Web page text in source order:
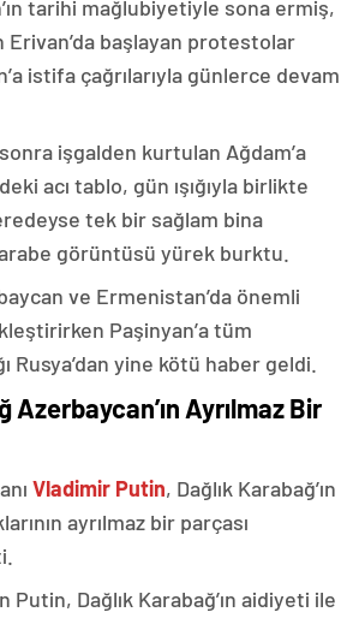
tarihi mağlubiyetiyle sona ermiş,
Erivan’da başlayan protestolar
istifa çağrılarıyla günlerce devam
sonra işgalden kurtulan Ağdam’a
acı tablo, gün ışığıyla birlikte
tek bir sağlam bina
görüntüsü yürek burktu.
ve Ermenistan’da önemli
Paşinyan’a tüm
Rusya’dan yine kötü haber geldi.
Azerbaycan’ın Ayrılmaz Bir
Vladimir Putin, Dağlık Karabağ’ın
ayrılmaz bir parçası
Putin, Dağlık Karabağ’ın aidiyeti ile